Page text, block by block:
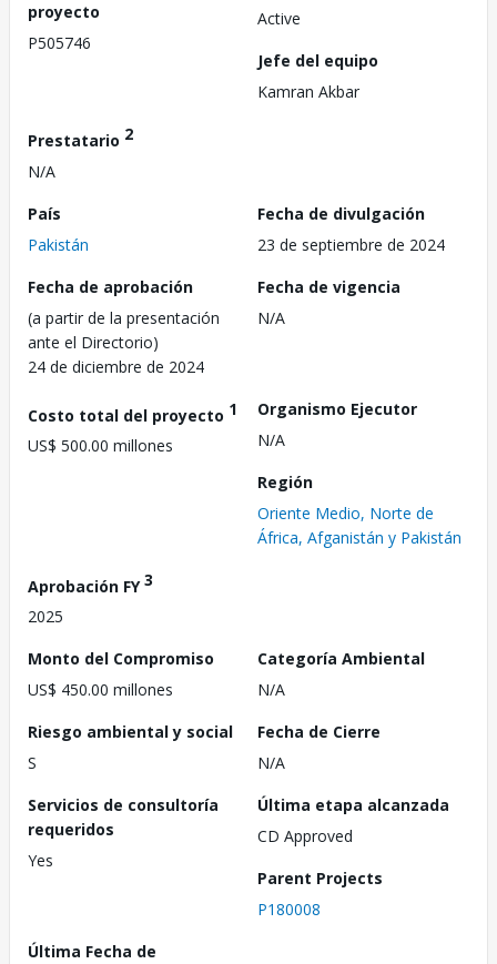
proyecto
P505746
Active
Jefe del equipo
Kamran Akbar
Prestatario 2
N/A
País
Pakistán
Fecha de divulgación
23 de septiembre de 2024
Fecha de aprobación
(a partir de la presentación
ante el Directorio)
24 de diciembre de 2024
Fecha de vigencia
N/A
Costo total del proyecto 1
US$ 500.00 millones
Organismo Ejecutor
N/A
Región
Oriente Medio, Norte de
África, Afganistán y Pakistán
Aprobación FY3
2025
Monto del Compromiso
US$ 450.00 millones
Categoría Ambiental
N/A
Riesgo ambiental y social
S
Fecha de Cierre
N/A
Servicios de consultoría
requeridos
Yes
Última etapa alcanzada
CD Approved
Parent Projects
P180008
Última Fecha de